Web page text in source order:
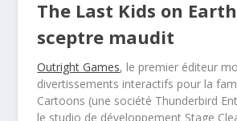
The Last Kids on
sceptre maudit
Outright Games, le premier éditeur
divertissements interactifs pour la
Cartoons (une société Thunderbird
le studio de développement Stage